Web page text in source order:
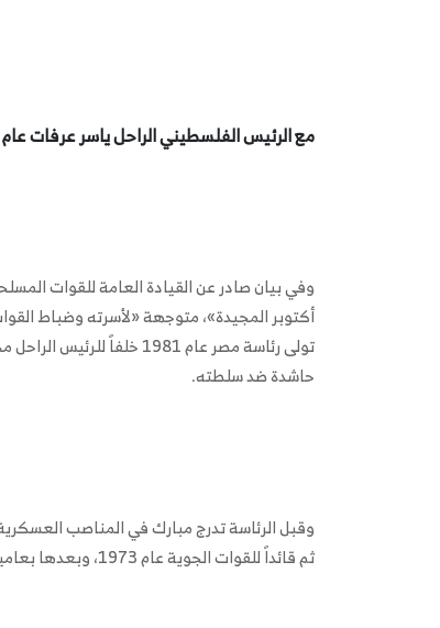
مع الرئيس الفلسطيني الراحل ياسر عرفات عام 1996
وفي بيان صادر عن القيادة العامة للقوات
حاشدة ضد سلطته.
ثم قائداً للقوات الجوية عام 1973، وبعدها بعامين اختاره السادات نائباً لرئيس الجمهورية.